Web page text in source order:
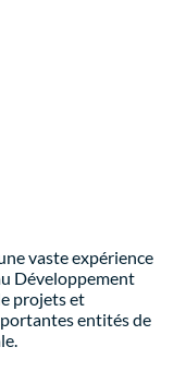
vaste expérience
Développement
projets et
entités de